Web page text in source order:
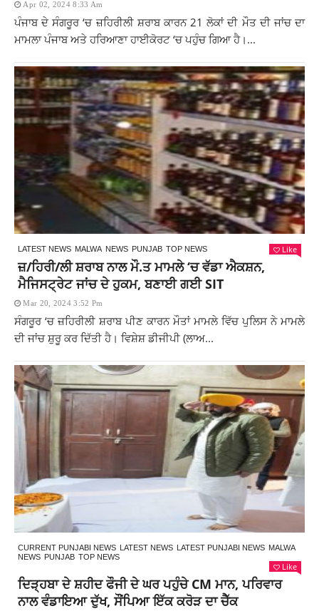
Apr 02, 2024 8:33 Am
ਪੰਜਾਬ ਦੇ ਸੰਗਰੂਰ ‘ਚ ਜ਼ਹਿਰੀਲੀ ਸ਼ਰਾਬ ਕਾਰਨ 21 ਲੋਕਾਂ ਦੀ ਮੌਤ ਦੀ ਜਾਂਚ ਦਾ
ਮਾਮਲਾ ਪੰਜਾਬ ਅਤੇ ਹਰਿਆਣਾ ਹਾਈਕੋਰਟ ‘ਚ ਪਹੁੰਚ ਗਿਆ ਹੈ।...
LATEST NEWS MALWA NEWS PUNJAB TOP NEWS Like
ਜ਼/ਹਿਰੀ/ਲੀ ਸ਼ਰਾਬ ਨਾਲ ਮੌ.ਤ ਮਾਮਲੇ ‘ਚ ਵੱਡਾ ਐਕਸ਼ਨ,
ਮੈਜਿਸਟ੍ਰੇਟ ਜਾਂਚ ਦੇ ਹੁਕਮ, ਬਣਾਈ ਗਈ SIT
Mar 20, 2024 3:52 Pm
ਸੰਗਰੂਰ ‘ਚ ਜ਼ਹਿਰੀਲੀ ਸ਼ਰਾਬ ਪੀਣ ਕਾਰਨ ਮੌਤਾਂ ਮਾਮਲੇ ਵਿੱਚ ਪੁਲਿਸ ਨੇ ਮਾਮਲੇ
ਦੀ ਜਾਂਚ ਸ਼ੁਰੂ ਕਰ ਦਿੱਤੀ ਹੈ। ਵਿਸ਼ੇਸ਼ ਡੀਜੀਪੀ (ਲਾਅ...
CURRENT PUNJABI NEWS LATEST NEWS LATEST PUNJABI NEWS MALWA
NEWS PUNJAB TOP NEWS
Like
ਦਿੜ੍ਹਬਾ ਦੇ ਸ਼ਹੀਦ ਫੌਜੀ ਦੇ ਘਰ ਪਹੁੰਚੇ CM ਮਾਨ, ਪਰਿਵਾਰ
ਨਾਲ ਵੰਡਾਇਆ ਦੁੱਖ, ਸੌਂਪਿਆ ਇੱਕ ਕਰੋੜ ਦਾ ਚੈੱਕ